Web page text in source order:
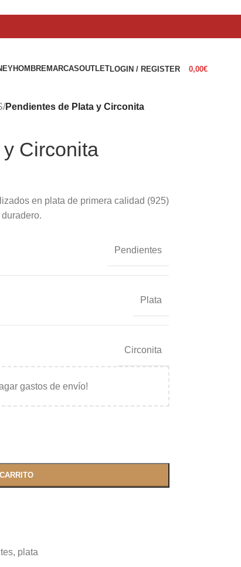
HOMBREMARCASOUTLETLOGIN / REGISTER 0,00€
/Pendientes de Plata y Circonita
Circonita
en plata de primera calidad (925)
Pendientes
Plata
Circonita
gastos de envío!
, plata